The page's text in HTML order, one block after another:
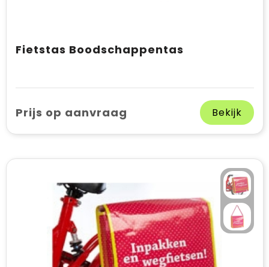
Fietstas Boodschappentas
Prijs op aanvraag Bekijk